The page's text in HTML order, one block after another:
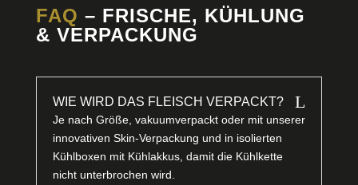
FAQ – FRISCHE, KÜHLUNG
& VERPACKUNG
WIE WIRD DAS FLEISCH VERPACKT? L
Je nach Größe, vakuumverpackt oder mit unserer
innovativen Skin-Verpackung und in isolierten
Kühlboxen mit Kühlakkus, damit die Kühlkette
nicht unterbrochen wird.